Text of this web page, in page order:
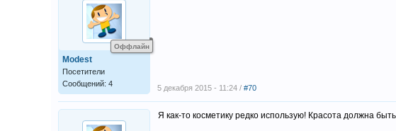
Оффлайн
Modest
Посетители
Сообщений: 4
5 декабря 2015 - 11:24 / #70
Я как-то косметику редко использую! Красота должна